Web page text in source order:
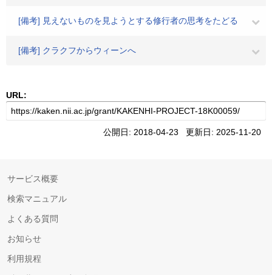
[備考] 見えないものを見ようとする修行者の思考をたどる
[備考] クラクフからウィーンへ
URL:
公開日: 2018-04-23 更新日: 2025-11-20
サービス概要
検索マニュアル
よくある質問
お知らせ
利用規程